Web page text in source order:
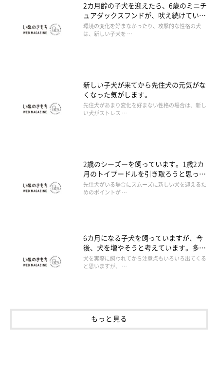
2カ月齢の子犬を迎えたら、6歳のミニチ
ュアダックスフンドが、吠え続けていま
す。
環境の変化を好まなかったり、攻撃的な性格の犬
は、新しい子犬を …
新しい子犬が来てから先住犬の元気がな
くなった気がします。
先住犬があまり変化を好まない性格の場合は、新し
い犬がストレス …
2歳のシーズーを飼っています。1歳2カ
月のトイプードルを引き取ろうと思って
いますが、仲良くできるでしょうか。
先住犬がいる場合にスムーズに新しい犬を迎えるた
めのポイントが …
6カ月になる子犬を飼っていますが、今
後、犬を増やそうと考えています。多頭
飼いについて注意する点はありますか。
犬を実際に飼われてから注意点もいろいろ出てくる
と思いますが、 …
もっと見る